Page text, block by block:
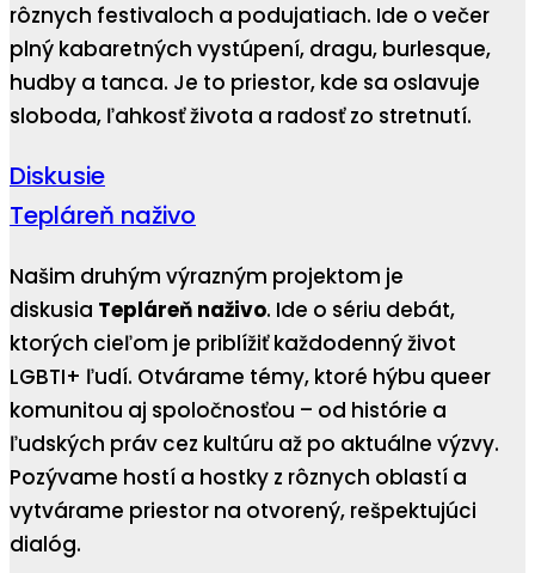
rôznych festivaloch a podujatiach. Ide o večer
plný kabaretných vystúpení, dragu, burlesque,
hudby a tanca. Je to priestor, kde sa oslavuje
sloboda, ľahkosť života a radosť zo stretnutí.
Diskusie
Tepláreň naživo
Našim druhým výrazným projektom je
diskusia Tepláreň naživo. Ide o sériu debát,
ktorých cieľom je priblížiť každodenný život
LGBTI+ ľudí. Otvárame témy, ktoré hýbu queer
komunitou aj spoločnosťou – od histórie a
ľudských práv cez kultúru až po aktuálne výzvy.
Pozývame hostí a hostky z rôznych oblastí a
vytvárame priestor na otvorený, rešpektujúci
dialóg.